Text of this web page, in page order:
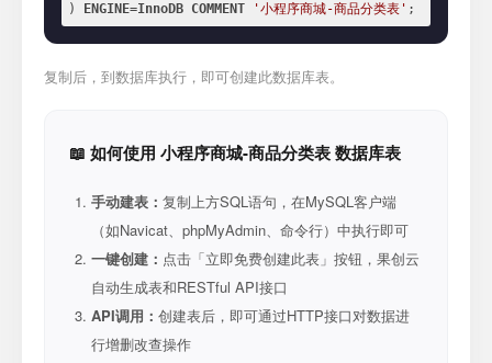
)
ENGINE=InnoDB COMMENT '小程序商城-商品分类表' ;
复制后，到数据库执行，即可创建此数据库表。
📖 如何使用 小程序商城-商品分类表 数据库表
手动建表： 复制上方SQL语句，在MySQL客户端
（如Navicat、phpMyAdmin、命令行）中执行即可
一键创建： 点击「立即免费创建此表」按钮，果创云
自动生成表和RESTful API接口
API调用： 创建表后，即可通过HTTP接口对数据进
行增删改查操作